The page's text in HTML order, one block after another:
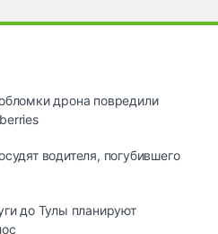
дрона повредили
водителя, погубившего
до Тулы планируют